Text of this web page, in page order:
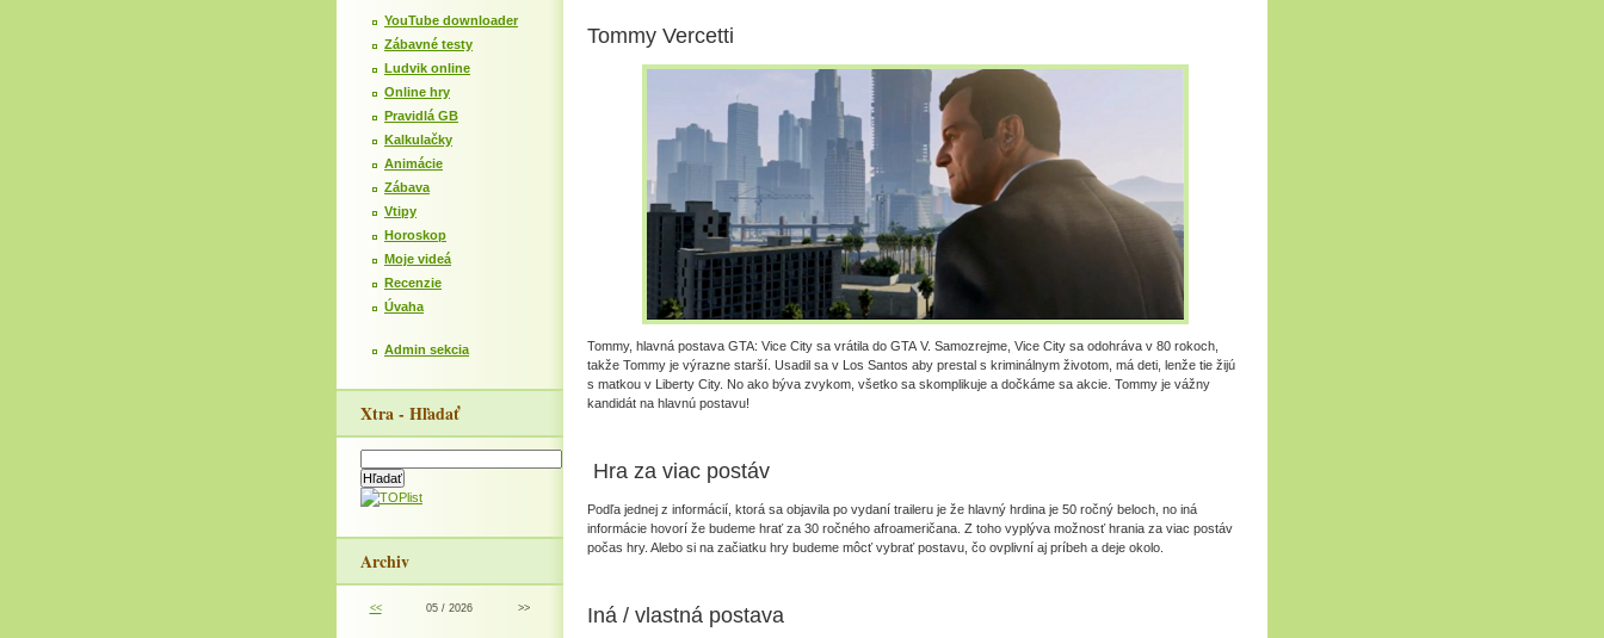
YouTube downloader
Zábavné testy
Ludvik online
Online hry
Pravidlá GB
Kalkulačky
Animácie
Zábava
Vtipy
Horoskop
Moje videá
Recenzie
Úvaha
Admin sekcia
Xtra - Hľadať
Archiv
<< 05 / 2026 >>
Tommy Vercetti
Tommy, hlavná postava GTA: Vice City sa vrátila do GTA V. Samozrejme, Vice City sa odohráva v 80 rokoch,
takže Tommy je výrazne starší. Usadil sa v Los Santos aby prestal s kriminálnym životom, má deti, lenže tie žijú
s matkou v Liberty City. No ako býva zvykom, všetko sa skomplikuje a dočkáme sa akcie. Tommy je vážny
kandidát na hlavnú postavu!
Hra za viac postáv
Podľa jednej z informácií, ktorá sa objavila po vydaní traileru je že hlavný hrdina je 50 ročný beloch, no iná
informácie hovorí že budeme hrať za 30 ročného afroameričana. Z toho vyplýva možnosť hrania za viac postáv
počas hry. Alebo si na začiatku hry budeme môcť vybrať postavu, čo ovplivní aj príbeh a deje okolo.
Iná / vlastná postava